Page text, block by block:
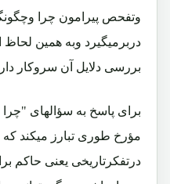
وتفحص پیرامون چرا
دربرمیگیرد وبه همین
بررسی دلایل آن سروکار
برای پاسخ به سؤالهای
مؤرخ طوری تبارز میکند که
درتفکرتاریخی یعنی حاکم